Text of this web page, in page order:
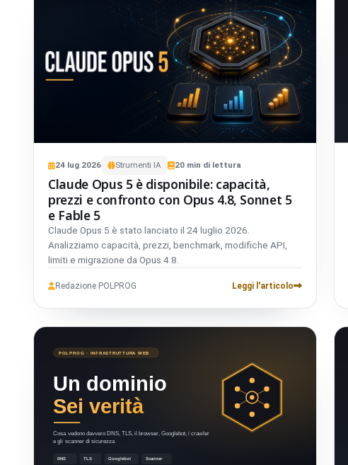
24 lug 2026 Strumenti IA 20 min di lettura
Claude Opus 5 è disponibile: capacità,
prezzi e confronto con Opus 4.8, Sonnet 5
e Fable 5
Claude Opus 5 è stato lanciato il 24 luglio 2026.
Analizziamo capacità, prezzi, benchmark, modifiche API,
limiti e migrazione da Opus 4.8.
Redazione POLPROG Leggi l'articolo